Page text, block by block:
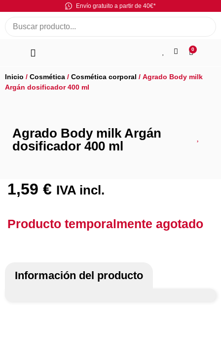
Envío gratuito a partir de 40€*
0
Inicio / Cosmética / Cosmética corporal / Agrado Body milk
Argán dosificador 400 ml
Agrado Body milk Argán
dosificador 400 ml
1,59 € IVA incl.
Producto temporalmente agotado
Información del producto